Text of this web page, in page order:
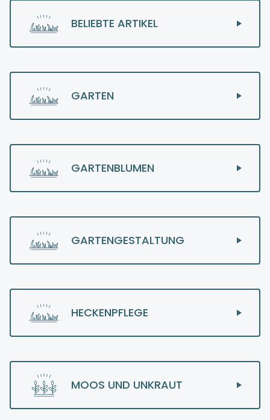
BELIEBTE ARTIKEL
GARTEN
GARTENBLUMEN
GARTENGESTALTUNG
HECKENPFLEGE
MOOS UND UNKRAUT